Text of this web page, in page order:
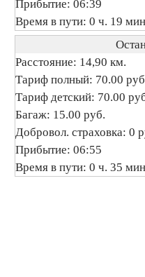
Прибытие: 06:39
Время в пути: 0 ч. 19
Расстояние: 14,90 км.
Тариф полный: 70.00
Тариф детский: 70.00
Багаж: 15.00 руб.
Добровол. страховка: 0
Прибытие: 06:55
Время в пути: 0 ч. 35